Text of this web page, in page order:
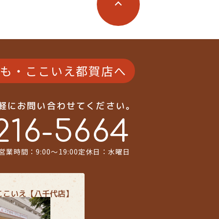
ルコニー
4LDK以上
南面バルコニー
角部屋
・ここいえ都賀店へ
にお問い合わせてください。
5664
業時間：9:00〜19:00定休日：水曜日
いえ【八千代店】